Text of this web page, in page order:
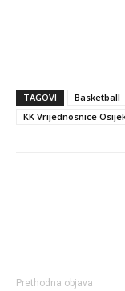
TAGOVI Basketball
KK Vrijednosnice
Prethodna objava